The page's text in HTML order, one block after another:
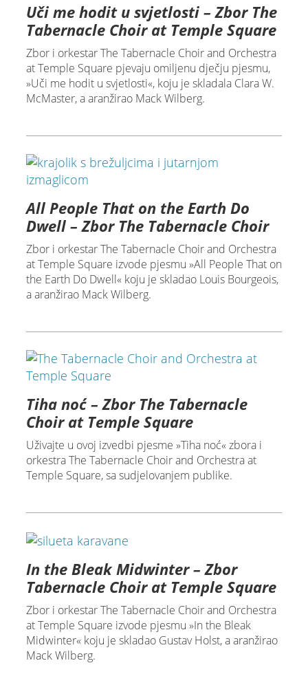
Uči me hodit u svjetlosti – Zbor The
Tabernacle Choir at Temple Square
Zbor i orkestar The Tabernacle Choir and Orchestra
at Temple Square pjevaju omiljenu dječju pjesmu,
»Uči me hodit u svjetlosti«, koju je skladala Clara W.
McMaster, a aranžirao Mack Wilberg.
All People That on the Earth Do
Dwell – Zbor The Tabernacle Choir
Zbor i orkestar The Tabernacle Choir and Orchestra
at Temple Square izvode pjesmu »All People That on
the Earth Do Dwell« koju je skladao Louis Bourgeois,
a aranžirao Mack Wilberg.
Tiha noć – Zbor The Tabernacle
Choir at Temple Square
Uživajte u ovoj izvedbi pjesme »Tiha noć« zbora i
orkestra The Tabernacle Choir and Orchestra at
Temple Square, sa sudjelovanjem publike.
In the Bleak Midwinter – Zbor
Tabernacle Choir at Temple Square
Zbor i orkestar The Tabernacle Choir and Orchestra
at Temple Square izvode pjesmu »In the Bleak
Midwinter« koju je skladao Gustav Holst, a aranžirao
Mack Wilberg.